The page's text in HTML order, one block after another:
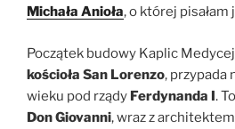
Michała Anioła, o której pisałam
Początek budowy Kaplic
kościoła San Lorenzo, przypada
wieku pod rządy Ferdynanda I.
Don Giovanni, wraz z architektem